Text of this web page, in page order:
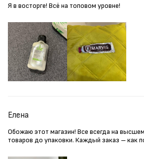
Я в восторге! Всё на топовом уровне!
Елена
Обожаю этот магазин! Все всегда на
товаров до упаковки. Каждый заказ – как